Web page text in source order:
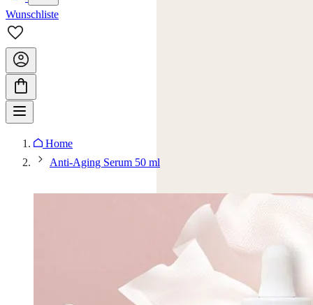
Wunschliste
Home
Anti-Aging Serum 50 ml